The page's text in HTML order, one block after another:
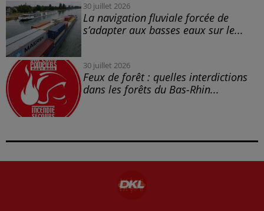
30 juillet 2026
La navigation fluviale forcée de
s’adapter aux basses eaux sur le...
30 juillet 2026
Feux de forêt : quelles interdictions
dans les forêts du Bas-Rhin...